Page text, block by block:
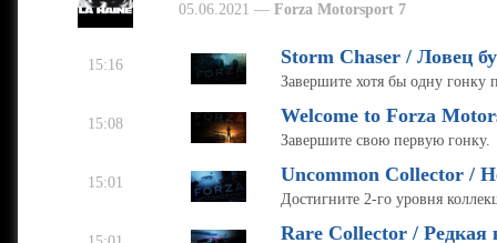
05.06.2021 —Forza Motorsport 7
15:16 Storm Chaser / Ловец
Завершите хотя бы одну
15:08 Welcome to Forza
Завершите свою первую гонку.
15:01 Uncommon Collector /
Достигните 2-го уровня
Rare Collector / Редкая